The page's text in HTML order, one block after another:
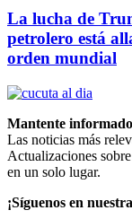
La lucha de
petrolero está
orden mundial
Mantente
Las noticias más
Actualizaciones
en un solo lugar.
¡Síguenos en